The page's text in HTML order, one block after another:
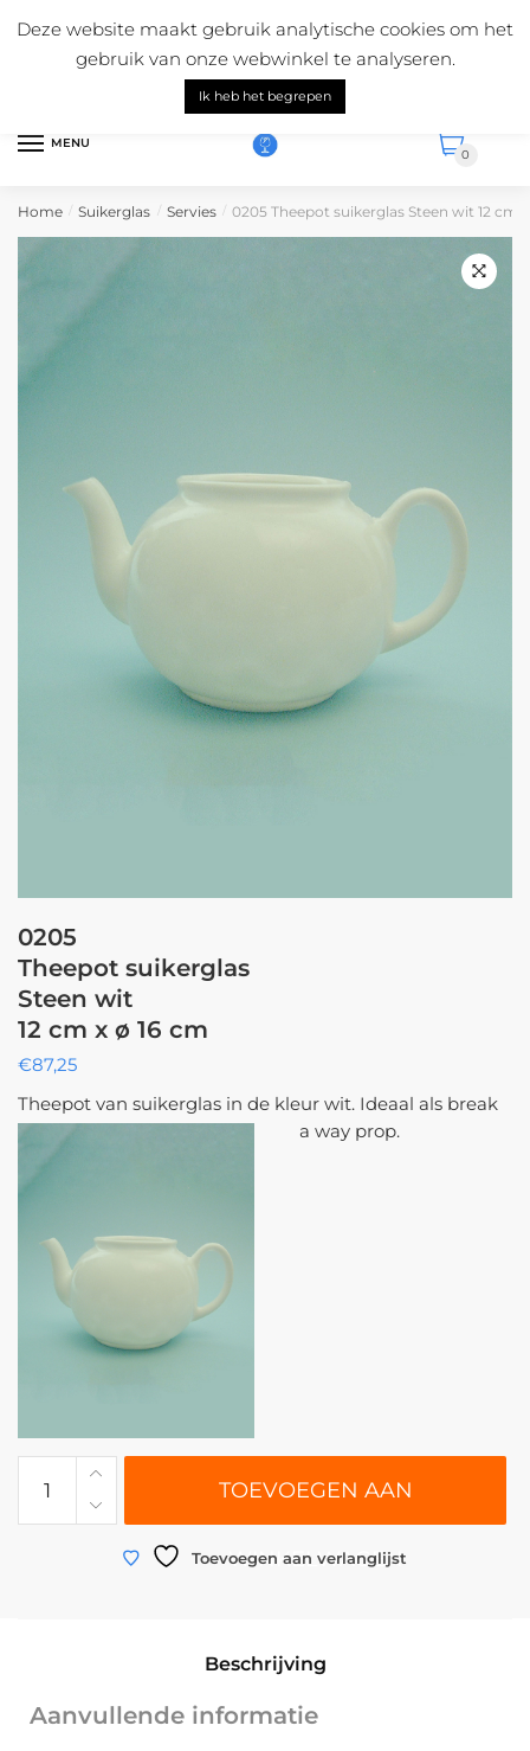
navigation
Mail ons:info@suikerglas.nl
Vragen over onze producten?
+31 (0)6 5124 1984
Nederlands
MENU
0
Home / Suikerglas / Servies / 0205 Theepot suikerglas Steen wit 12 cm
0205
Theepot suikerglas
Steen wit
12 cm x ø 16 cm
€87,25
Theepot van suikerglas in de kleur wit. Ideaal als break
a way prop.
Theepot
TOEVOEGEN AAN
WINKELWAGEN
Toevoegen aan verlanglijst
Beschrijving
Aanvullende informatie
Deze website maakt gebruik analytische cookies om het
gebruik van onze webwinkel te analyseren.
Ik heb het begrepen